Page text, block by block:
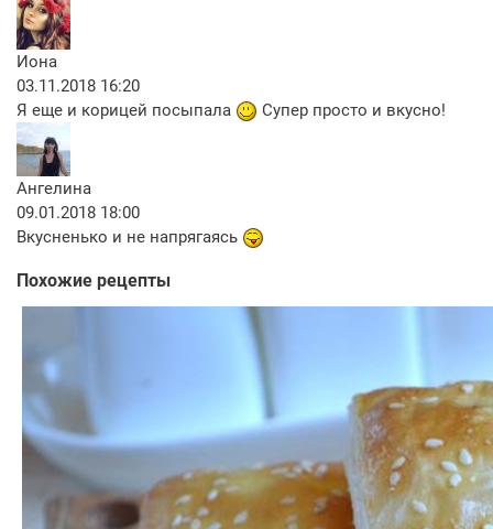
Иона
03.11.2018 16:20
Я еще и корицей посыпала
Супер просто и вкусно!
Ангелина
09.01.2018 18:00
Вкусненько и не напрягаясь
Похожие рецепты